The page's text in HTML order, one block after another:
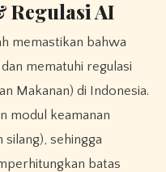
Regulasi AI
memastikan bahwa
mematuhi regulasi
Makanan) di Indonesia.
modul keamanan
sehingga
batas